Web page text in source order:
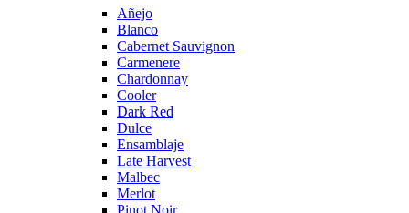
Añejo
Blanco
Cabernet Sauvignon
Carmenere
Chardonnay
Cooler
Dark Red
Dulce
Ensamblaje
Late Harvest
Malbec
Merlot
Pinot Noir